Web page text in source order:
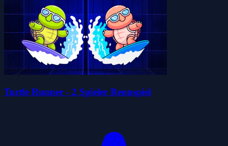
Turtle Runner - 2 Spieler Rennspiel